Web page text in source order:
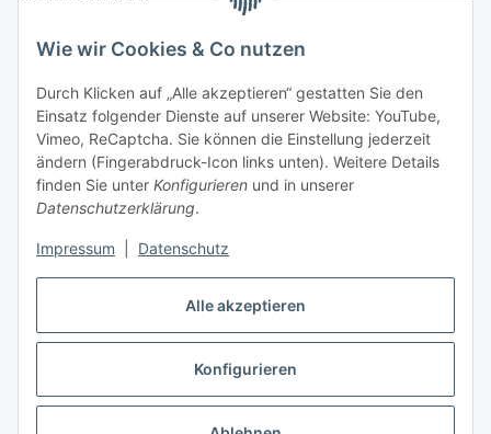
Alle akzeptieren
Konfigurieren
Wie wir Cookies & Co nutzen
Durch Klicken auf „Alle akzeptieren“ gestatten Sie den
Einsatz folgender Dienste auf unserer Website: YouTube,
Vimeo, ReCaptcha. Sie können die Einstellung jederzeit
ändern (Fingerabdruck-Icon links unten). Weitere Details
finden Sie unter Konfigurieren und in unserer
Datenschutzerklärung.
Impressum Datenschutz
83512 Wasserburg am Inn / Reitmehring
e-Mail: info@meerwasserwelt.de
Tel.: +49 8071 - 52 66 113
Öffnungszeiten Ladenlokal:
Donnerstag/Freitag 13-19 Uhr
Samstag 10-14 Uhr (nach Vereinbarung bis 16 Uhr)
Vertrag widerrufen
* Alle Preise inkl. gesetzlicher USt., zzgl.Versand